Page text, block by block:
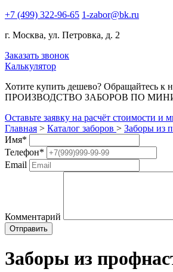
+7 (499) 322-96-65 1-zabor@bk.ru
г. Москва, ул. Петровка, д. 2
Заказать звонок
Калькулятор
Хотите купить дешево? Обращайтесь к
ПРОИЗВОДСТВО ЗАБОРОВ ПО
Оставьте заявку на расчёт стоимости и
Главная > Каталог заборов > Заборы из
Имя*
Телефон*
Email
Комментарий
Заборы из